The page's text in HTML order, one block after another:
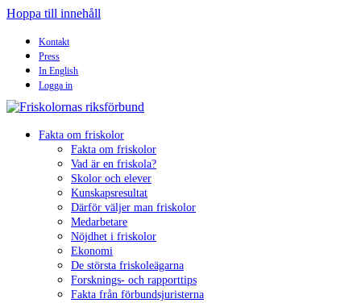
Hoppa till innehåll
Kontakt
Press
In English
Logga in
Fakta om friskolor
Fakta om friskolor
Vad är en friskola?
Skolor och elever
Kunskapsresultat
Därför väljer man friskolor
Medarbetare
Nöjdhet i friskolor
Ekonomi
De största friskoleägarna
Forsknings- och rapporttips
Fakta från förbundsjuristerna